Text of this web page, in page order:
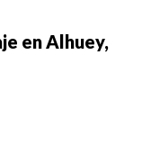
en Alhuey,